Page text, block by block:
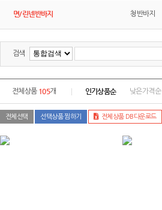
면/린넨반바지 청반바지
검색
전체상품 105개 인기상품순 낮은가격순
전체선택 선택상품 찜하기 전체상품 DB다운로드